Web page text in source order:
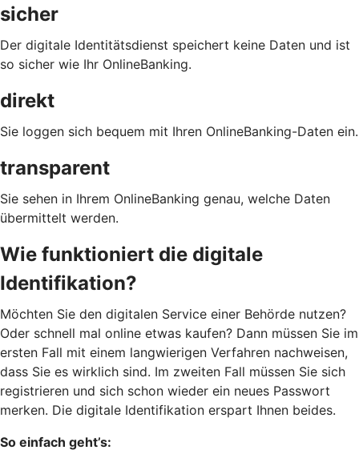
sicher
Der digitale Identitätsdienst speichert keine Daten und ist
so sicher wie Ihr OnlineBanking.
direkt
Sie loggen sich bequem mit Ihren OnlineBanking-Daten ein.
transparent
Sie sehen in Ihrem OnlineBanking genau, welche Daten
übermittelt werden.
Wie funktioniert die digitale
Identifikation?
Möchten Sie den digitalen Service einer Behörde nutzen?
Oder schnell mal online etwas kaufen? Dann müssen Sie im
ersten Fall mit einem langwierigen Verfahren nachweisen,
dass Sie es wirklich sind. Im zweiten Fall müssen Sie sich
registrieren und sich schon wieder ein neues Passwort
merken. Die digitale Identifikation erspart Ihnen beides.
So einfach geht’s: